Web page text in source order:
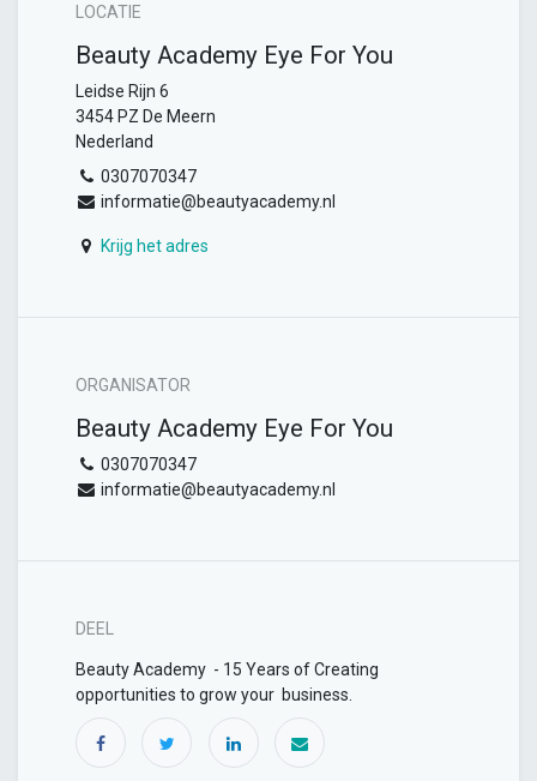
LOCATIE
Beauty Academy Eye For You
Leidse Rijn 6
3454 PZ De Meern
Nederland
0307070347
informatie@beautyacademy.nl
Krijg het adres
ORGANISATOR
Beauty Academy Eye For You
0307070347
informatie@beautyacademy.nl
DEEL
Beauty Academy - 15 Years of Creating
opportunities to grow your business.